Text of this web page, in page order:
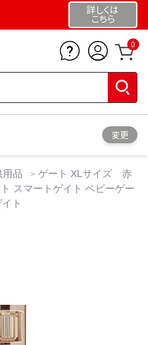
詳しくは
こちら
0
変更
用品
ゲート XLサイズ 赤
スマートゲイト ベビーゲー
ト